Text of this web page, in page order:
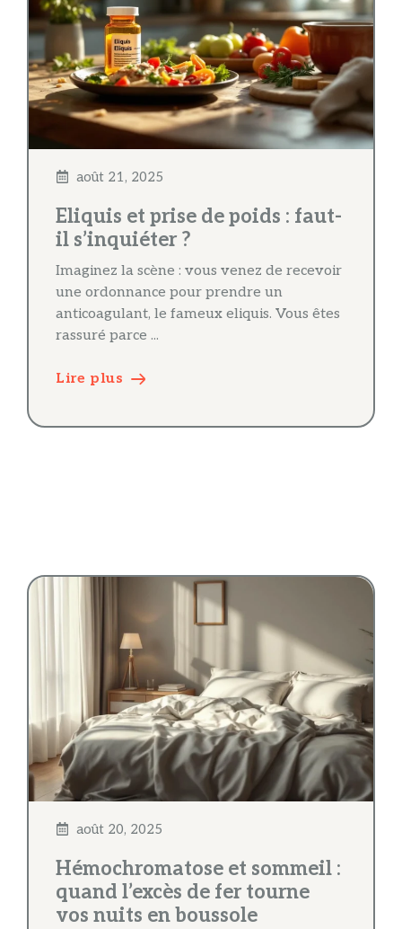
août 21, 2025
Eliquis et prise de poids : faut-
il s’inquiéter ?
Imaginez la scène : vous venez de recevoir
une ordonnance pour prendre un
anticoagulant, le fameux eliquis. Vous êtes
rassuré parce ...
Lire plus
août 20, 2025
Hémochromatose et sommeil :
quand l’excès de fer tourne
vos nuits en boussole